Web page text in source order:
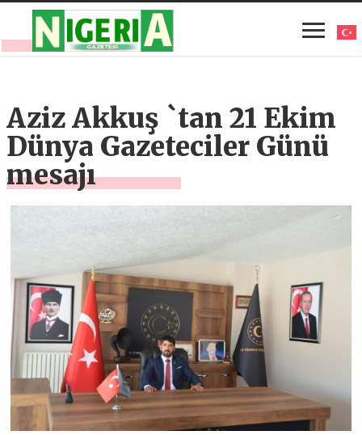
Aziz Akkuş `tan 21 Ekim
Dünya Gazeteciler Günü
mesajı